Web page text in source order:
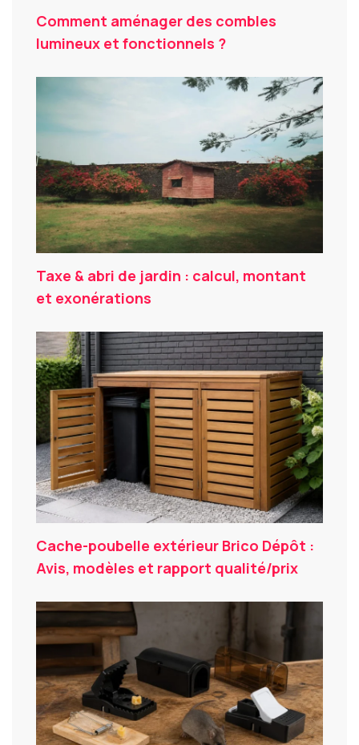
Comment aménager des combles
lumineux et fonctionnels ?
Taxe & abri de jardin : calcul, montant
et exonérations
Cache-poubelle extérieur Brico Dépôt :
Avis, modèles et rapport qualité/prix